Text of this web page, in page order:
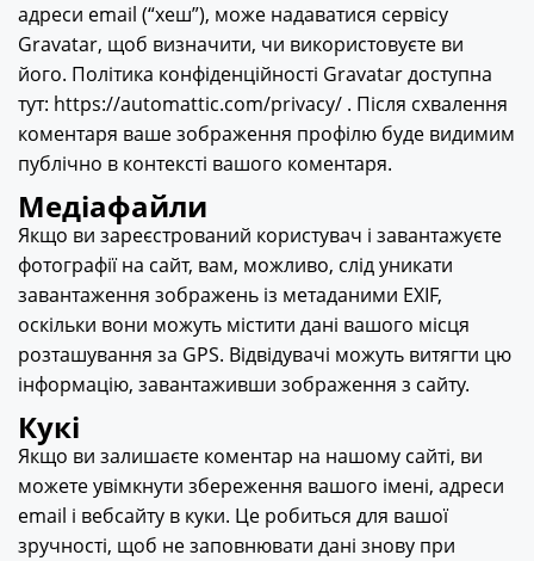
адреси email (“хеш”), може надаватися сервісу
Gravatar, щоб визначити, чи використовуєте ви
його. Політика конфіденційності Gravatar доступна
тут: https://automattic.com/privacy/ . Після схвалення
коментаря ваше зображення профілю буде видимим
публічно в контексті вашого коментаря.
Медіафайли
Якщо ви зареєстрований користувач і завантажуєте
фотографії на сайт, вам, можливо, слід уникати
завантаження зображень із метаданими EXIF,
оскільки вони можуть містити дані вашого місця
розташування за GPS. Відвідувачі можуть витягти цю
інформацію, завантаживши зображення з сайту.
Кукі
Якщо ви залишаєте коментар на нашому сайті, ви
можете увімкнути збереження вашого імені, адреси
email і вебсайту в куки. Це робиться для вашої
зручності, щоб не заповнювати дані знову при